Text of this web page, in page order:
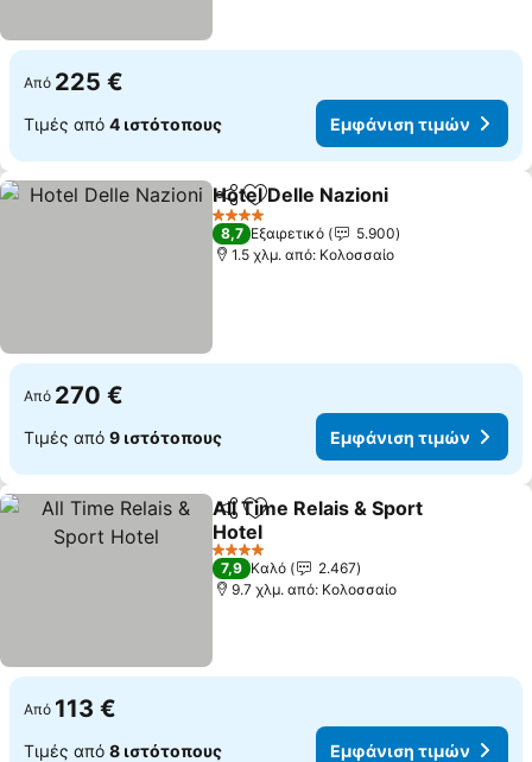
Από 225 €
Τιμές από 4 ιστότοπους Εμφάνιση τιμών
Κοινοποίηση
Προσθήκη στα αγαπημένα
Hotel Delle Nazioni
4 Αστέρια
8,7 Εξαιρετικό
5.900
1.5 χλμ. από: Κολοσσαίο
Από 270 €
Τιμές από 9 ιστότοπους Εμφάνιση τιμών
Κοινοποίηση
Προσθήκη στα αγαπημένα
All Time Relais & Sport
Hotel
4 Αστέρια
7,9 Καλό
2.467
9.7 χλμ. από: Κολοσσαίο
Από 113 €
Τιμές από 8 ιστότοπους Εμφάνιση τιμών